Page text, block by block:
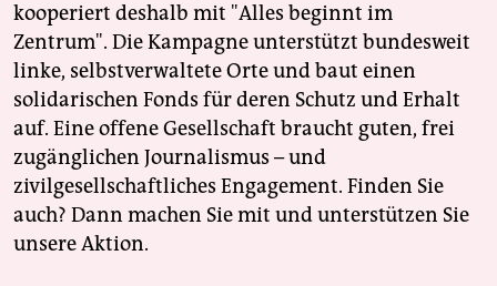
kooperiert deshalb mit "Alles beginnt im
Zentrum". Die Kampagne unterstützt bundesweit
linke, selbstverwaltete Orte und baut einen
solidarischen Fonds für deren Schutz und Erhalt
auf. Eine offene Gesellschaft braucht guten, frei
zugänglichen Journalismus – und
zivilgesellschaftliches Engagement. Finden Sie
auch? Dann machen Sie mit und unterstützen Sie
unsere Aktion.